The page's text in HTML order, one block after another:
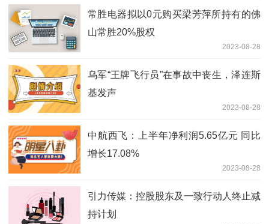
常胜电器拟以0元购买梁芳萍所持有的佛
山常胜20%股权
2023-08-28
乌军“王牌飞行员”在事故中丧生，泽连斯
基发声
2023-08-28
中航西飞：上半年净利润5.65亿元 同比
增长17.08%
2023-08-28
引力传媒：控股股东及一致行动人终止减
持计划